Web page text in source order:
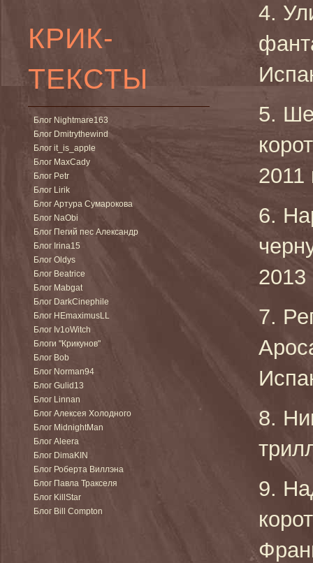
КРИК-
ТЕКСТЫ
Блог Nightmare163
Блог Dmitrythewind
Блог it_is_apple
Блог MaxCady
Блог Petr
Блог Lirik
Блог Артура Сумарокова
Блог NaObi
Блог Пегий пес Александр
Блог Irina15
Блог Oldys
Блог Beatrice
Блог Mabgat
Блог DarkCinephile
Блог HEmaximusLL
Блог Iv1oWitch
Блоги "Крикунов"
Блог Bob
Блог Norman94
Блог Gulid13
Блог Linnan
Блог Алексея Холодного
Блог MidnightMan
Блог Aleera
Блог DimaKIN
Блог Роберта Виллэна
Блог Павла Тракселя
Блог KillStar
Блог Bill Compton
4.
5.
6.
7.
8.
9.